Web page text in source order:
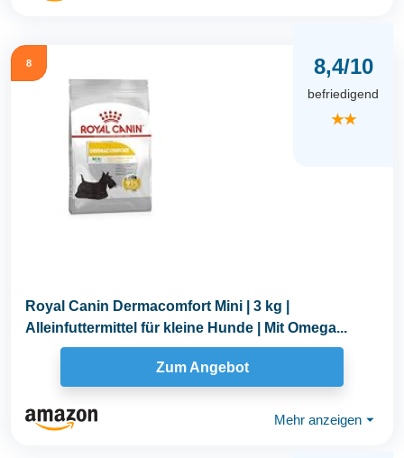
8 8,4/10
befriedigend
★★
Royal Canin Dermacomfort Mini | 3 kg |
Alleinfuttermittel für kleine Hunde | Mit Omega...
Zum Angebot
Mehr anzeigen ⏷